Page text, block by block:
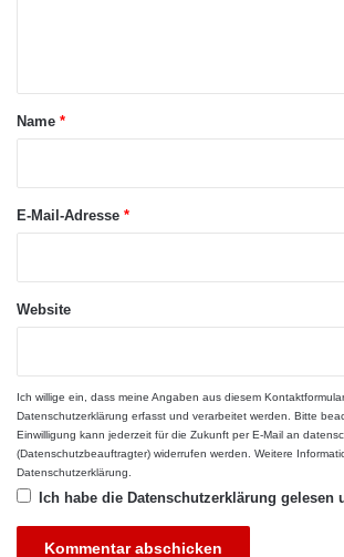
kleinen Gruppe und diese
widerspiegeln.
Schwierige Seminarteilnehmer
auf schwierige
eigenwillige
angehenden Trainer müssen
ausreichend vorbereitet sein,
bestehen zu können. Ein
g
aName *
E-Mail-Adresse *
Website
Ich willige ein, dass meine Angaben aus diesem
Datenschutzerklärung erfasst und verarbeitet werden. Bitte
Einwilligung kann jederzeit für die Zukunft per E-Mail an
(Datenschutzbeauftragter) widerrufen werden. Weitere
Datenschutzerklärung
Ich habe die Datenschutzerklärung gelesen